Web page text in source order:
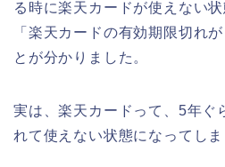
る時に楽天カードが使えない
「楽天カードの有効期限切れ
とが分かりました。
実は、楽天カードって、5年ぐ
れて使えない状態になってし